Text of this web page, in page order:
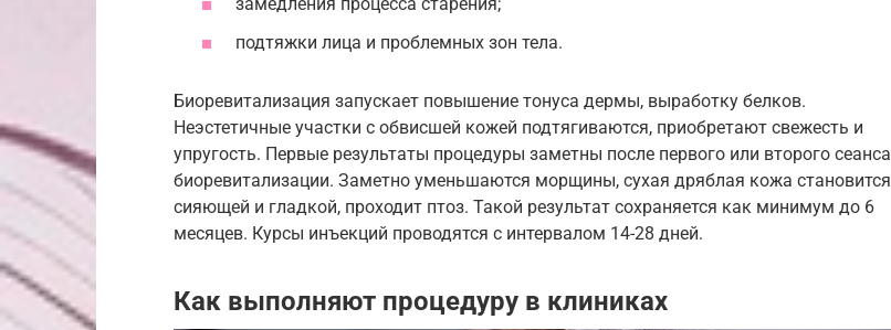
подтяжки лица и проблемных зон тела.
Биоревитализация запускает повышение тонуса дермы, выработку белков.
Неэстетичные участки с обвисшей кожей подтягиваются, приобретают свежесть и
упругость. Первые результаты процедуры заметны после первого или второго сеанса
биоревитализации. Заметно уменьшаются морщины, сухая дряблая кожа становится
сияющей и гладкой, проходит птоз. Такой результат сохраняется как минимум до 6
месяцев. Курсы инъекций проводятся с интервалом 14-28 дней.
Как выполняют процедуру в клиниках